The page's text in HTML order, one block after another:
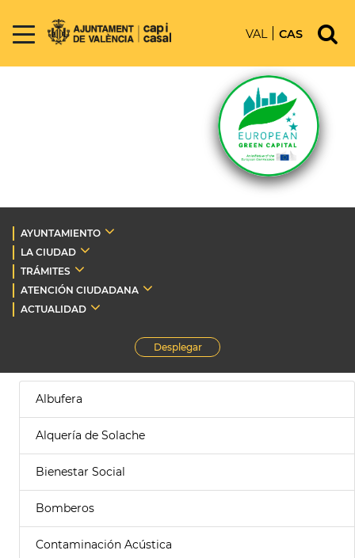
VAL CAS
AYUNTAMIENTO
LA CIUDAD
TRÁMITES
ATENCIÓN CIUDADANA
ACTUALIDAD
Desplegar
Albufera
Alquería de Solache
Bienestar Social
Bomberos
Contaminación Acústica